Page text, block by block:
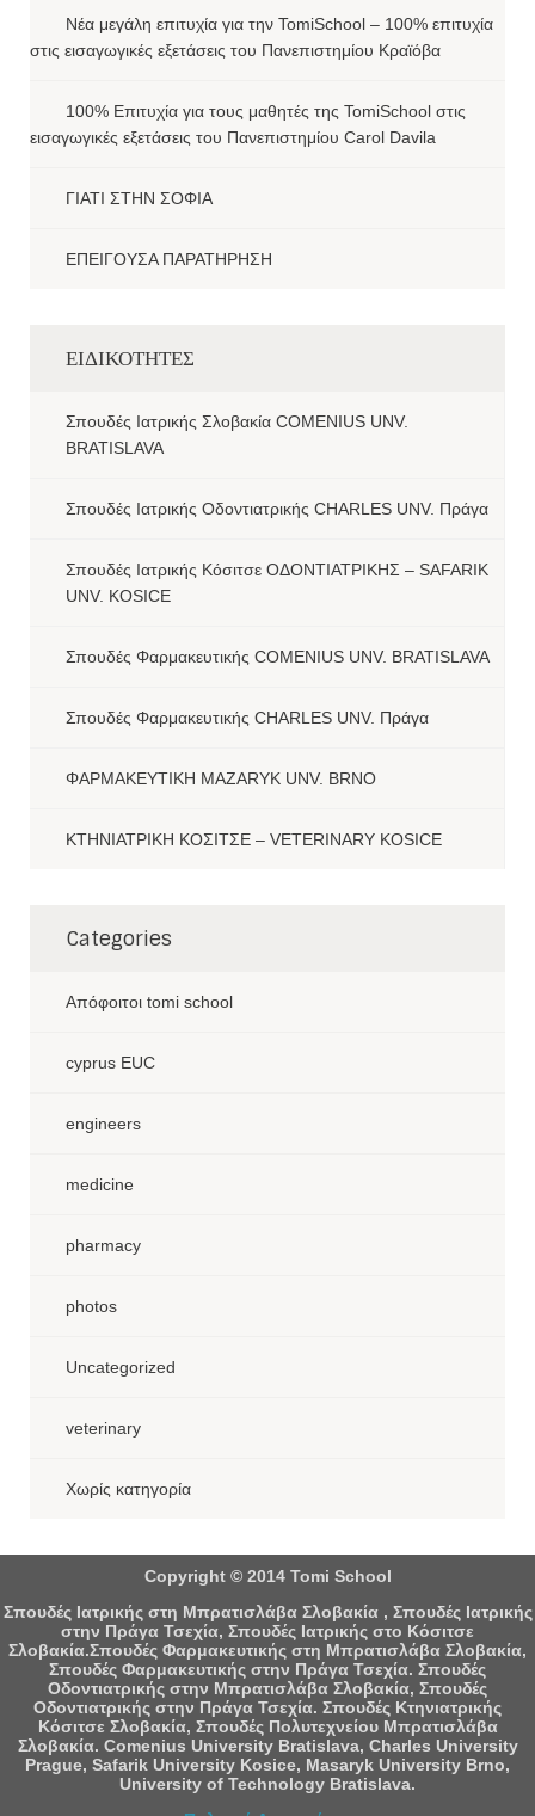
Νέα μεγάλη επιτυχία για την TomiSchool – 100% επιτυχία
στις εισαγωγικές εξετάσεις του Πανεπιστημίου Κραϊόβα
100% Επιτυχία για τους μαθητές της TomiSchool στις
εισαγωγικές εξετάσεις του Πανεπιστημίου Carol Davila
ΓΙΑΤΙ ΣΤΗΝ ΣΟΦΙΑ
ΕΠΕΙΓΟΥΣΑ ΠΑΡΑΤΗΡΗΣΗ
ΕΙΔΙΚΟΤΗΤΕΣ
Σπουδές Ιατρικής Σλοβακία COMENIUS UNV.
BRATISLAVA
Σπουδές Ιατρικής Οδοντιατρικής CHARLES UNV. Πράγα
Σπουδές Ιατρικής Κόσιτσε ΟΔΟΝΤΙΑΤΡΙΚΗΣ – SAFARIK
UNV. KOSICE
Σπουδές Φαρμακευτικής COMENIUS UNV. BRATISLAVA
Σπουδές Φαρμακευτικής CHARLES UNV. Πράγα
ΦΑΡΜΑΚΕΥΤΙΚΗ MAZARYK UNV. BRNO
ΚΤΗΝΙΑΤΡΙΚΗ ΚΟΣΙΤΣΕ – VETERINARY KOSICE
Categories
Aπόφοιτοι tomi school
cyprus EUC
engineers
medicine
pharmacy
photos
Uncategorized
veterinary
Χωρίς κατηγορία
Copyright © 2014 Tomi School
Σπουδές Ιατρικής στη Μπρατισλάβα Σλοβακία , Σπουδές Ιατρικής
στην Πράγα Τσεχία, Σπουδές Ιατρικής στο Κόσιτσε
Σλοβακία.Σπουδές Φαρμακευτικής στη Μπρατισλάβα Σλοβακία,
Σπουδές Φαρμακευτικής στην Πράγα Τσεχία. Σπουδές
Οδοντιατρικής στην Μπρατισλάβα Σλοβακία, Σπουδές
Οδοντιατρικής στην Πράγα Τσεχία. Σπουδές Κτηνιατρικής
Κόσιτσε Σλοβακία, Σπουδές Πολυτεχνείου Μπρατισλάβα
Σλοβακία. Comenius University Bratislava, Charles University
Prague, Safarik University Kosice, Masaryk University Brno,
University of Technology Bratislava.